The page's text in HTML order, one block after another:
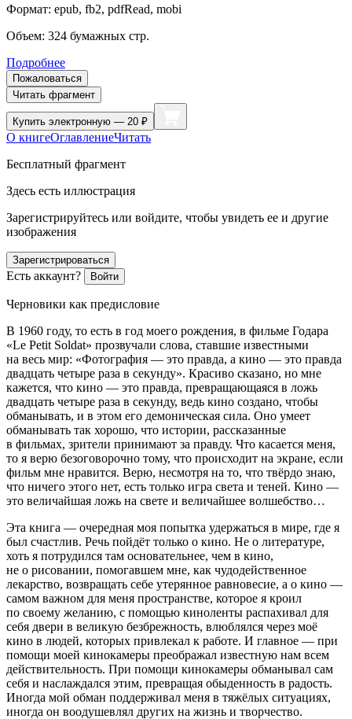
Формат: epub, fb2, pdfRead, mobi
Объем: 324 бумажных стр.
Подробнее
Пожаловаться
Читать фрагмент
Купить электронную — 20 ₽
О книгеОглавлениеЧитать
Бесплатный фрагмент
Здесь есть иллюстрация
Зарегистрируйтесь или войдите, чтобы увидеть ее и другие
изображения
Зарегистрироваться
Есть аккаунт? Войти
Черновики как предисловие
В 1960 году, то есть в год моего рождения, в фильме Годара
«Le Petit Soldat» прозвучали слова, ставшие известными
на весь мир: «Фотография — это правда, а кино — это правда
двадцать четыре раза в секунду». Красиво сказано, но мне
кажется, что кино — это правда, превращающаяся в ложь
двадцать четыре раза в секунду, ведь кино создано, чтобы
обманывать, и в этом его демоническая сила. Оно умеет
обманывать так хорошо, что истории, рассказанные
в фильмах, зрители принимают за правду. Что касается меня,
то я верю безоговорочно тому, что происходит на экране, если
фильм мне нравится. Верю, несмотря на то, что твёрдо знаю,
что ничего этого нет, есть только игра света и теней. Кино —
это величайшая ложь на свете и величайшее волшебство…
Эта книга — очередная моя попытка удержаться в мире, где я
был счастлив. Речь пойдёт только о кино. Не о литературе,
хоть я потрудился там основательнее, чем в кино,
не о рисовании, помогавшем мне, как чудодейственное
лекарство, возвращать себе утерянное равновесие, а о кино —
самом важном для меня пространстве, которое я кроил
по своему желанию, с помощью киноленты распахивал для
себя двери в великую безбрежность, влюблялся через моё
кино в людей, которых привлекал к работе. И главное — при
помощи моей кинокамеры преображал известную нам всем
действительность. При помощи кинокамеры обманывал сам
себя и наслаждался этим, превращая обыденность в радость.
Иногда мой обман поддерживал меня в тяжёлых ситуациях,
иногда он воодушевлял других на жизнь и творчество.